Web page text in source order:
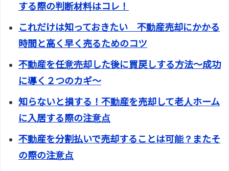
する際の判断材料はコレ！
これだけは知っておきたい 不動産売却にかかる
時間と高く早く売るためのコツ
不動産を任意売却した後に買戻しする方法～成功
に導く２つのカギ～
知らないと損する！不動産を売却して老人ホーム
に入居する際の注意点
不動産を分割払いで売却することは可能？またそ
の際の注意点